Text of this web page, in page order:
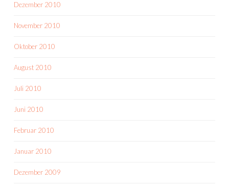
Dezember 2010
November 2010
Oktober 2010
August 2010
Juli 2010
Juni 2010
Februar 2010
Januar 2010
Dezember 2009